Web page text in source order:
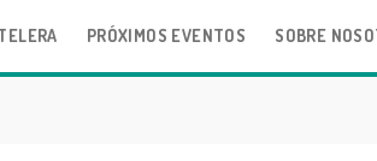
PRÓXIMOS EVENTOS SOBRE